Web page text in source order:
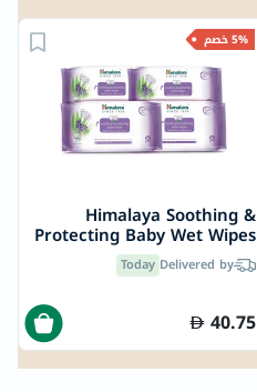
5% خصم
Himalaya Soothing &
Protecting Baby Wet Wipes
- 224 Wipes
Delivered by
Today
40.75